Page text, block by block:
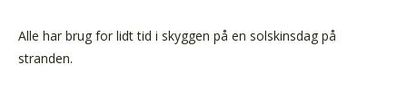
Alle har brug for lidt tid i skyggen på en solskinsdag på
stranden.